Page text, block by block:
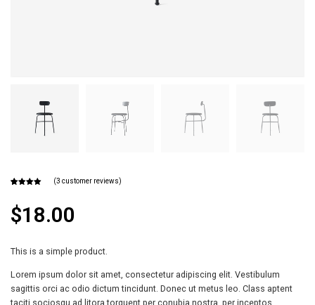
based on
customer
ratings
(3 customer reviews)
$18.00
This is a simple product.
Lorem ipsum dolor sit amet, consectetur adipiscing elit. Vestibulum
sagittis orci ac odio dictum tincidunt. Donec ut metus leo. Class aptent
taciti sociosqu ad litora torquent per conubia nostra, per inceptos